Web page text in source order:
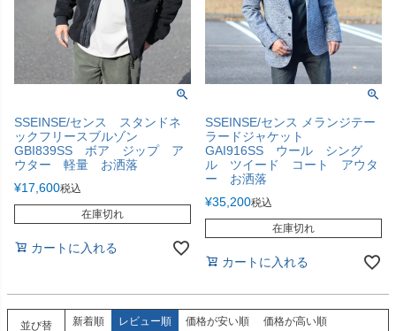
SSEINSE/センス スタンドネ
ックフリースブルゾン
GBI839SS ボア ジップ ア
ウター 軽量 お洒落
¥17,600税込
在庫切れ
カートに入れる
SSEINSE/センス メランジテー
ラードジャケット
GAI916SS ウール シング
ル ツイード コート アウタ
ー お洒落
¥35,200税込
在庫切れ
カートに入れる
並び替
新着順 レビュー順 価格が安い順
価格が高い順